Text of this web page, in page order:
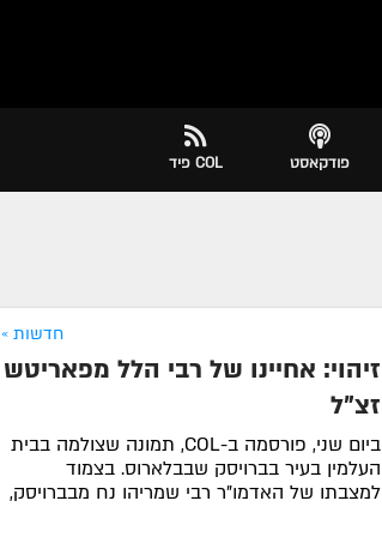
פודקאסט COL פיד
חדשות »
זיהוי: אחיינו של רבי הלל מפאריטש
זצ"ל
ביום שני, פורסמה ב-COL, תמונה שצולמה בבית
העלמין בעיר בברויסק שבבלארוס. בצמוד
למצבתו של האדמו"ר רבי שמריהו נח מבברויסק,